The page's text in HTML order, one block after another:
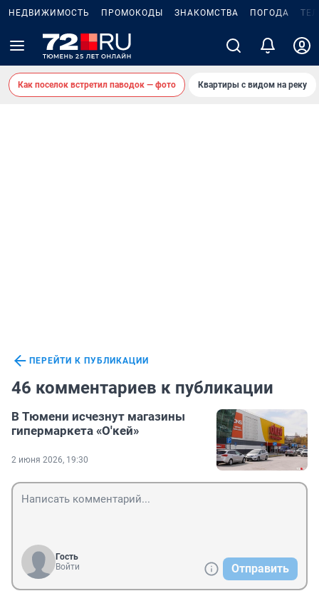
НЕДВИЖИМОСТЬ ПРОМОКОДЫ ЗНАКОМСТВА ПОГОДА
Как поселок встретил паводок — фото Квартиры с видом на реку
ПЕРЕЙТИ К ПУБЛИКАЦИИ
46 комментариев к публикации
В Тюмени исчезнут магазины
гипермаркета «О'кей»
2 июня 2026, 19:30
Гость
Войти
Отправить